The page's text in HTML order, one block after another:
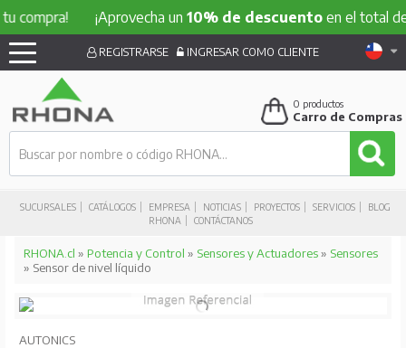
¡Aprovecha un10% de descuentoen el total de
SUCURSALES CATÁLOGOS EMPRESA NOTICIAS PROYECTOS SERVICIOS
BLOG
RHONA
CONTÁCTANOS
REGISTRARSE INGRESAR COMO CLIENTE
0 productos
Carro de Compras
RHONA.cl » Potencia y Control » Sensores y Actuadores» Sensores
» Sensor de nivel líquido
AUTONICS